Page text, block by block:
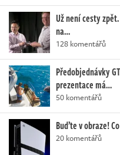
Už není cesty
na…
128 komentářů
Předobjednávky
prezentace má…
50 komentářů
Buďte v obraze!
20 komentářů